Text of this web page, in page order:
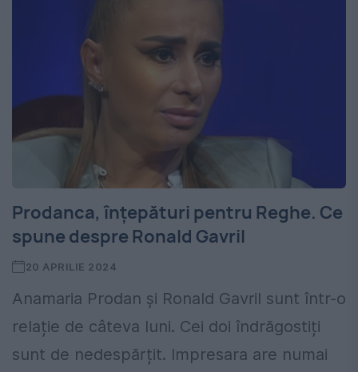
Prodanca, înțepături pentru Reghe. Ce
spune despre Ronald Gavril
20 APRILIE 2024
Anamaria Prodan și Ronald Gavril sunt într-o
relație de câteva luni. Cei doi îndrăgostiți
sunt de nedespărțit. Impresara are numai